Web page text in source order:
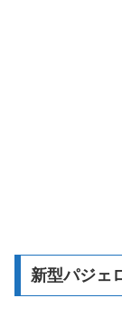
新型パジェ